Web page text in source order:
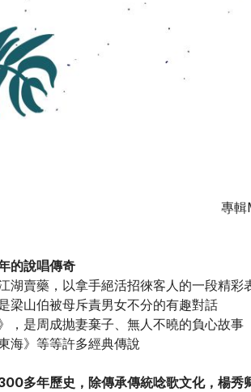
專輯
的說唱傳奇
湖賣藥，以拿手絕活招徠客人的一段精彩
梁山伯被母斥責男女不分的有趣對話
，是周成抛妻棄子、無人不曉的負心故事
海》等等許多經典傳說
多年歷史，除傳承傳統唸歌文化，楊